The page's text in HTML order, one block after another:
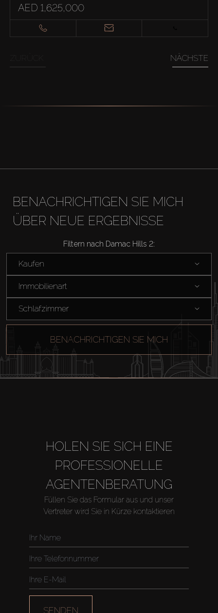
Kaufen
Miete
AED 1,625,000
NÄCHSTE
BENACHRICHTIGEN SIE MICH
ÜBER NEUE ERGEBNISSE
Filtern nach Damac Hills 2:
Kaufen
Immobilienart
Schlafzimmer
BENACHRICHTIGEN SIE MICH
HOLEN SIE SICH EINE
PROFESSIONELLE
AGENTENBERATUNG
Füllen Sie das Formular aus und unser
Vertreter wird Sie in Kürze kontaktieren
SENDEN